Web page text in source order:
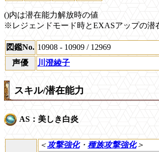
()内は潜在能力解放時の値
※レジェンドモード時とEXASアップの潜
図鑑No. 10908 - 10909 / 12969
声優
川澄綾子
スキル/潜在能力
AS：美しき白炎
＜攻撃強化・ 種族攻撃強化＞